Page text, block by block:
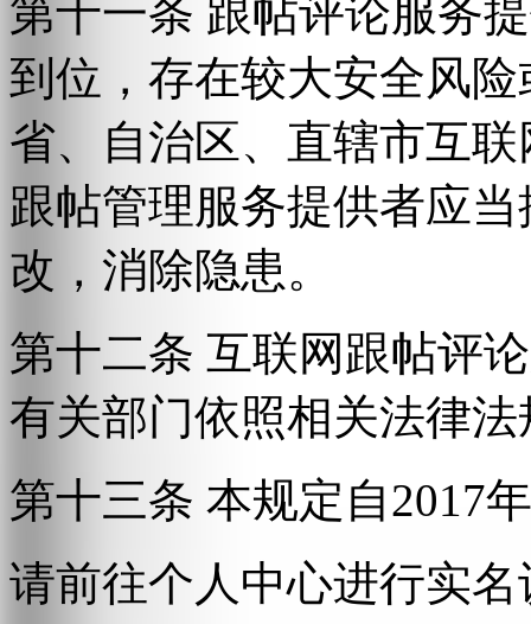
第十一条 跟帖评论服务
到位，存在较大安全风
省、自治区、直辖市互
跟帖管理服务提供者应
改，消除隐患。
第十二条 互联网跟帖评
有关部门依照相关法律
第十三条 本规定自2017
请前往个人中心进行实名